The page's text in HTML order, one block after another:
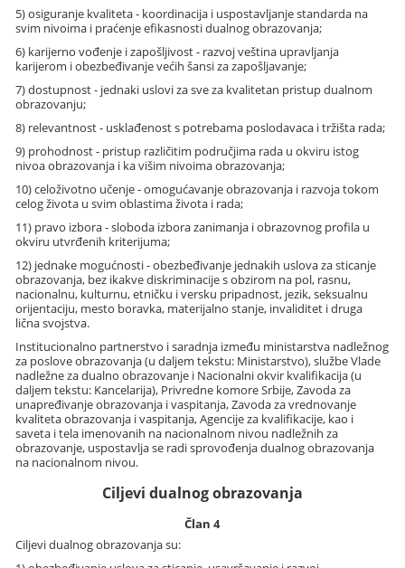
5) osiguranje kvaliteta - koordinacija i uspostavljanje standarda na
svim nivoima i praćenje efikasnosti dualnog obrazovanja;
6) karijerno vođenje i zapošljivost - razvoj veština upravljanja
karijerom i obezbeđivanje većih šansi za zapošljavanje;
7) dostupnost - jednaki uslovi za sve za kvalitetan pristup dualnom
obrazovanju;
8) relevantnost - usklađenost s potrebama poslodavaca i tržišta rada;
9) prohodnost - pristup različitim područjima rada u okviru istog
nivoa obrazovanja i ka višim nivoima obrazovanja;
10) celoživotno učenje - omogućavanje obrazovanja i razvoja tokom
celog života u svim oblastima života i rada;
11) pravo izbora - sloboda izbora zanimanja i obrazovnog profila u
okviru utvrđenih kriterijuma;
12) jednake mogućnosti - obezbeđivanje jednakih uslova za sticanje
obrazovanja, bez ikakve diskriminacije s obzirom na pol, rasnu,
nacionalnu, kulturnu, etničku i versku pripadnost, jezik, seksualnu
orijentaciju, mesto boravka, materijalno stanje, invaliditet i druga
lična svojstva.
Institucionalno partnerstvo i saradnja između ministarstva nadležnog
za poslove obrazovanja (u daljem tekstu: Ministarstvo), službe Vlade
nadležne za dualno obrazovanje i Nacionalni okvir kvalifikacija (u
daljem tekstu: Kancelarija), Privredne komore Srbije, Zavoda za
unapređivanje obrazovanja i vaspitanja, Zavoda za vrednovanje
kvaliteta obrazovanja i vaspitanja, Agencije za kvalifikacije, kao i
saveta i tela imenovanih na nacionalnom nivou nadležnih za
obrazovanje, uspostavlja se radi sprovođenja dualnog obrazovanja
na nacionalnom nivou.
Ciljevi dualnog obrazovanja
Član 4
Ciljevi dualnog obrazovanja su: